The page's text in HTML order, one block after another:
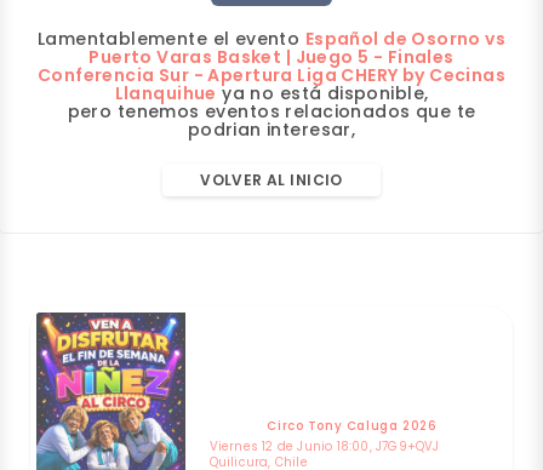
Lamentablemente el evento Español de Osorno vs
Puerto Varas Basket | Juego 5 - Finales
Conferencia Sur - Apertura Liga CHERY by Cecinas
Llanquihue ya no está disponible,
pero tenemos eventos relacionados que te
podrian interesar,
VOLVER AL INICIO
Circo Tony Caluga 2026
Viernes 12 de Junio 18:00, J7G9+QVJ
Quilicura, Chile